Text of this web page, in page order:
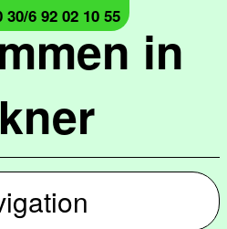
in
6 92 02 10 55